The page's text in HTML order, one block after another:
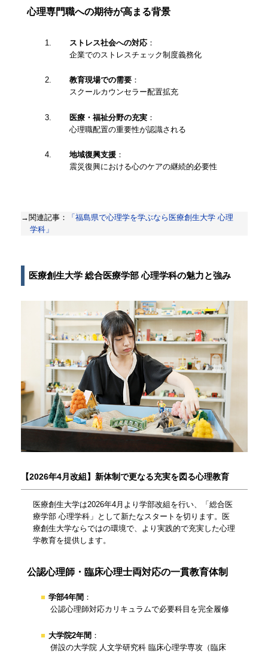
心理専門職への期待が高まる背景
ストレス社会への対応：
企業でのストレスチェック制度義務化
教育現場での需要：
スクールカウンセラー配置拡充
医療・福祉分野の充実：
心理職配置の重要性が認識される
地域復興支援：
震災復興における心のケアの継続的必要性
→関連記事：
「福島県で心理学を学ぶなら医療創生大学 心理
学科」
医療創生大学 総合医療学部 心理学科の魅力と強み
【2026年4月改組】新体制で更なる充実を図る心理教育
医療創生大学は2026年4月より学部改組を行い、「総合医
療学部 心理学科」として新たなスタートを切ります。医
療創生大学ならではの環境で、より実践的で充実した心理
学教育を提供します。
公認心理師・臨床心理士両対応の一貫教育体制
学部4年間 ：
公認心理師対応カリキュラムで必要科目を完全履修
大学院2年間 ：
併設の大学院 人文学研究科 臨床心理学専攻（臨床